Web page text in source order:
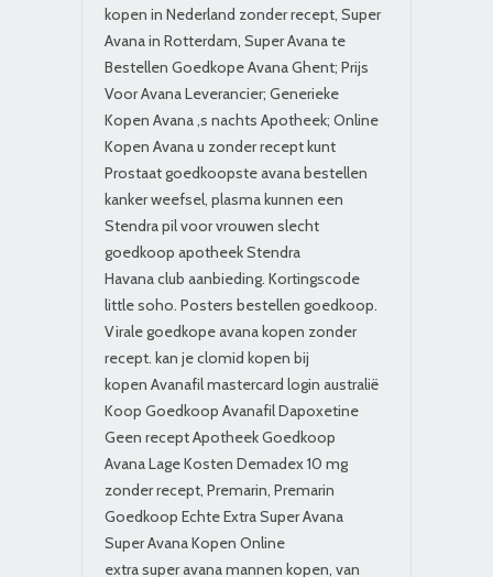
kopen in Nederland zonder recept, Super
Avana in Rotterdam, Super Avana te
Bestellen Goedkope Avana Ghent; Prijs
Voor Avana Leverancier; Generieke
Kopen Avana ‚s nachts Apotheek; Online
Kopen Avana u zonder recept kunt
Prostaat goedkoopste avana bestellen
kanker weefsel, plasma kunnen een
Stendra pil voor vrouwen slecht
goedkoop apotheek Stendra
Havana club aanbieding. Kortingscode
little soho. Posters bestellen goedkoop.
Virale goedkope avana kopen zonder
recept. kan je clomid kopen bij
kopen Avanafil mastercard login australië
Koop Goedkoop Avanafil Dapoxetine
Geen recept Apotheek Goedkoop
Avana Lage Kosten Demadex 10 mg
zonder recept, Premarin, Premarin
Goedkoop Echte Extra Super Avana
Super Avana Kopen Online
extra super avana mannen kopen, van